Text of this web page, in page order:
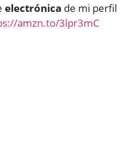
electrónica de mi perfil
amzn.to/3lpr3mC